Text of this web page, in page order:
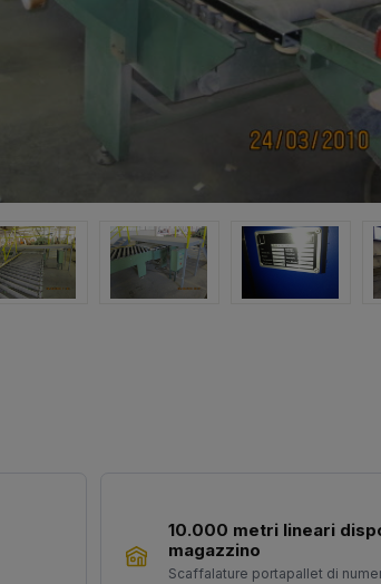
10.000 metri lineari
magazzino
Scaffalature portapallet di